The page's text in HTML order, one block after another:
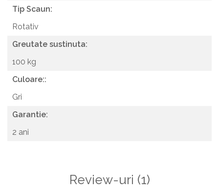
Tip Scaun:
Rotativ
Greutate sustinuta:
100 kg
Culoare::
Gri
Garantie:
2 ani
Review-uri (1)